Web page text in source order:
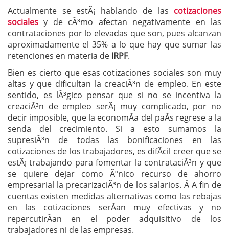
Actualmente se estÃ¡ hablando de las cotizaciones
sociales y de cÃ³mo afectan negativamente en las
contrataciones por lo elevadas que son, pues alcanzan
aproximadamente el 35% a lo que hay que sumar las
retenciones en materia de IRPF.
Bien es cierto que esas cotizaciones sociales son muy
altas y que dificultan la creaciÃ³n de empleo. En este
sentido, es lÃ³gico pensar que si no se incentiva la
creaciÃ³n de empleo serÃ¡ muy complicado, por no
decir imposible, que la economÃ­a del paÃ­s regrese a la
senda del crecimiento. Si a esto sumamos la
supresiÃ³n de todas las bonificaciones en las
cotizaciones de los trabajadores, es difÃ­cil creer que se
estÃ¡ trabajando para fomentar la contrataciÃ³n y que
se quiere dejar como Ãºnico recurso de ahorro
empresarial la precarizaciÃ³n de los salarios. Â A fin de
cuentas existen medidas alternativas como las rebajas
en las cotizaciones serÃ­an muy efectivas y no
repercutirÃ­an en el poder adquisitivo de los
trabajadores ni de las empresas.